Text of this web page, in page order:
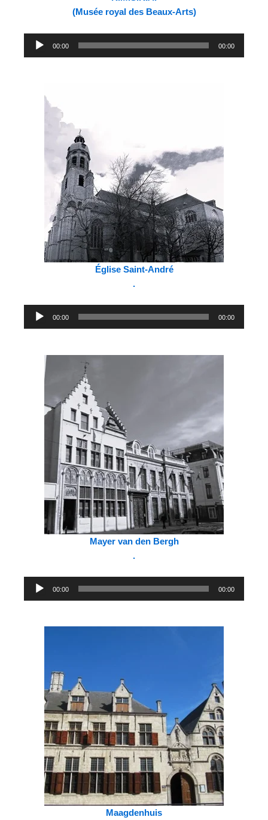
(Musée royal des Beaux-Arts)
Lecteur
00:00 00:00
Église Saint-André
.
Lecteur
00:00 00:00
Mayer van den Bergh
.
Lecteur
00:00 00:00
Maagdenhuis